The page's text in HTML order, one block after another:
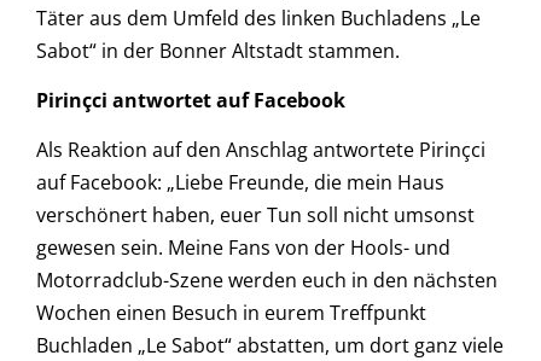
Täter aus dem Umfeld des linken Buchladens „Le
Sabot“ in der Bonner Altstadt stammen.
Pirinçci antwortet auf Facebook
Als Reaktion auf den Anschlag antwortete Pirinçci
auf Facebook: „Liebe Freunde, die mein Haus
verschönert haben, euer Tun soll nicht umsonst
gewesen sein. Meine Fans von der Hools- und
Motorradclub-Szene werden euch in den nächsten
Wochen einen Besuch in eurem Treffpunkt
Buchladen „Le Sabot“ abstatten, um dort ganz viele